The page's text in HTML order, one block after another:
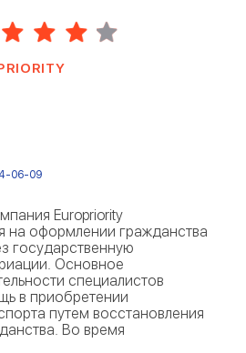
06-09
Europriority
на оформлении гражданства
государственную
Основное
специалистов
в приобретении
путем восстановления
Во время